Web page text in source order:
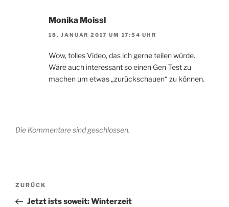
Monika Moissl
18. JANUAR 2017 UM 17:54 UHR
Wow, tolles Video, das ich gerne teilen würde.
Wäre auch interessant so einen Gen Test zu
machen um etwas „zurückschauen“ zu können.
Die Kommentare sind geschlossen.
Beitragsnavigation
Vorheriger
Beitrag
ZURÜCK
Jetzt ists soweit: Winterzeit